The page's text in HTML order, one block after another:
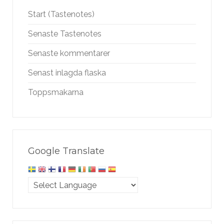
Start (Tastenotes)
Senaste Tastenotes
Senaste kommentarer
Senast inlagda flaska
Toppsmakarna
Google Translate